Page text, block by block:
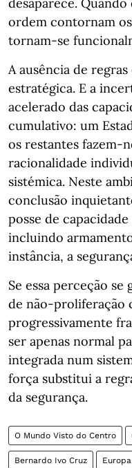
ordem contornam
tornam-se
A ausência de
estratégica. E a
acelerado das
cumulativo: um
os restantes fazem-
racionalidade
sistémica. Neste
conclusão
posse de
incluindo
instância, a
Se essa perceção
de não-proliferação
progressivamente
ser apenas normal
integrada num
força substitui a
da segurança.
O Mundo Visto do Centro
Bernardo Ivo Cruz Europa